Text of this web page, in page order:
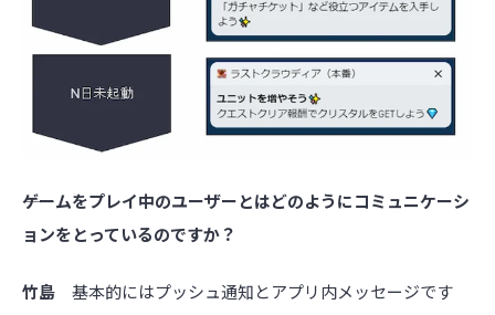
――ゲームをプレイ中のユーザーとはどのようにコミュニケーシ
ョンをとっているのですか？
竹島 基本的にはプッシュ通知とアプリ内メッセージです